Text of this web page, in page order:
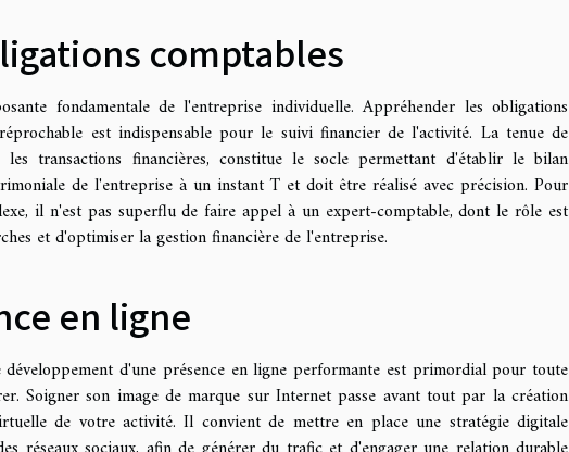
comptables
fondamentale de l'entreprise individuelle. Appréhender les obligations
est indispensable pour le suivi financier de l'activité. La tenue de
transactions financières, constitue le socle permettant d'établir le bilan
de l'entreprise à un instant T et doit être réalisé avec précision. Pour
il n'est pas superflu de faire appel à un expert-comptable, dont le rôle est
et d'optimiser la gestion financière de l'entreprise.
en ligne
d'une présence en ligne performante est primordial pour toute
Soigner son image de marque sur Internet passe avant tout par la création
de votre activité. Il convient de mettre en place une stratégie digitale